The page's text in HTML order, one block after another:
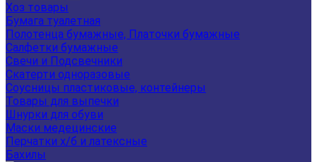
Хоз товары
Бумага туалетная
Полотенца бумажные, Платочки бумажные
Салфетки бумажные
Свечи и Подсвечники
Скатерти одноразовые
Соусницы пластиковые, контейнеры
Товары для выпечки
Шнурки для обуви
Маски медецинские
Перчатки х/б и латексные
Бахилы